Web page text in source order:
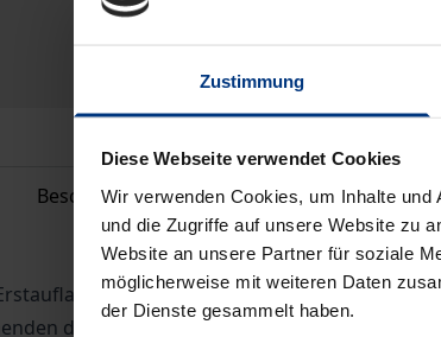
Zustimmung
Diese Webseite verwendet Cookies
Wir verwenden Cookies, um Inhalte
und die Zugriffe auf unsere Website zu
Website an unsere Partner für soziale
möglicherweise mit weiteren Daten
der Dienste gesammelt haben.
Beschreibung
dieses Buches aus dem Jahre 1981
dogmatischen Umklammerung zu lösen.